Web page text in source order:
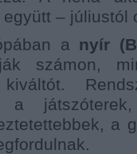
– júliustól
a nyír
számon,
kiváltót.
a
a